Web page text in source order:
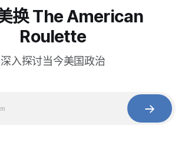
换 The American
Roulette
深入探讨当今美国政治